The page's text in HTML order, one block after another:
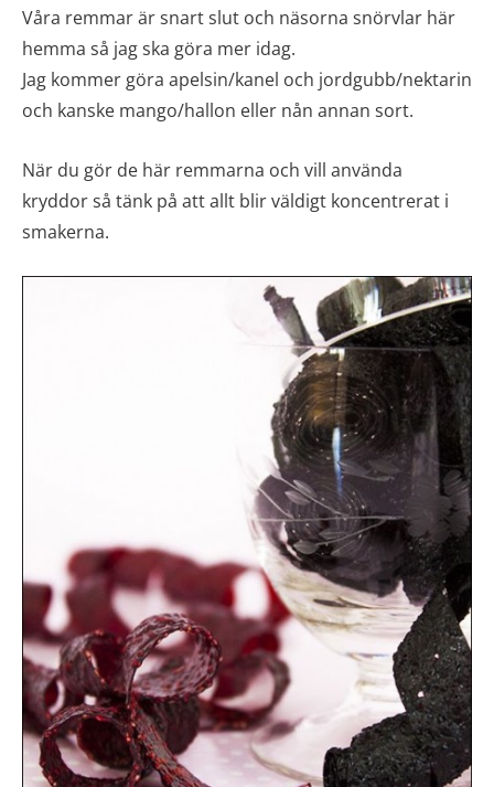
Våra remmar är snart slut och näsorna snörvlar här
hemma så jag ska göra mer idag.
Jag kommer göra apelsin/kanel och jordgubb/nektarin
och kanske mango/hallon eller nån annan sort.
När du gör de här remmarna och vill använda
kryddor så tänk på att allt blir väldigt koncentrerat i
smakerna.